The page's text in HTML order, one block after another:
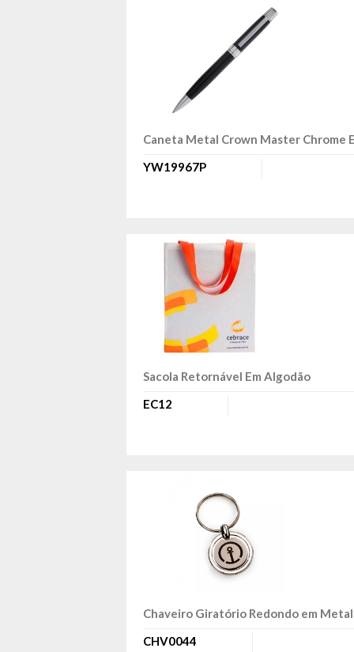
Caneta Metal Crown Master Chrome
YW19967P
Sacola Retornável Em Algodão
EC12
Chaveiro Giratório Redondo em Metal
CHV0044